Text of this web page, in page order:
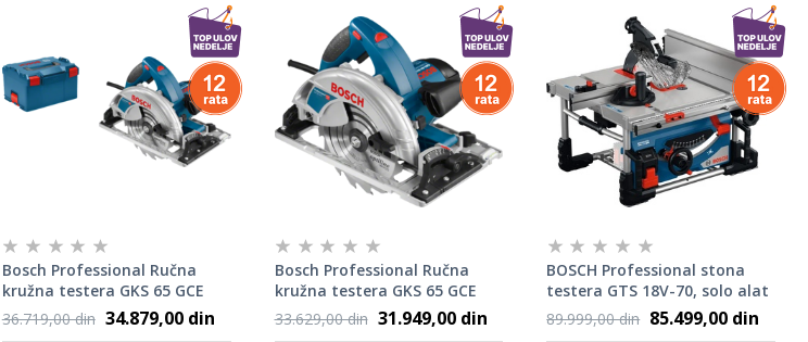
Bosch Professional Ručna
kružna testera GKS 65 GCE
0601668901
36.719,00 din 34.879,00 din
Bosch Professional Ručna
kružna testera GKS 65 GCE
0601668900
33.629,00 din 31.949,00 din
BOSCH Professional stona
testera GTS 18V-70, solo alat
0601B44100
89.999,00 din 85.499,00 din